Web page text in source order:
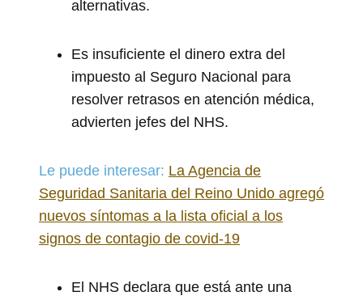
alternativas.
Es insuficiente el dinero extra del
impuesto al Seguro Nacional para
resolver retrasos en atención médica,
advierten jefes del NHS.
Le puede interesar: La Agencia de
Seguridad Sanitaria del Reino Unido agregó
nuevos síntomas a la lista oficial a los
signos de contagio de covid-19
El NHS declara que está ante una